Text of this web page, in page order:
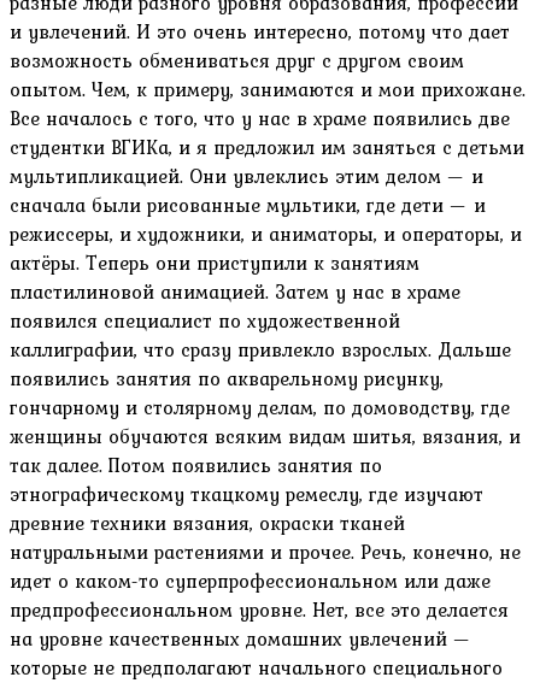
и увлечений. И это очень интересно, потому что дает
возможность обмениваться друг с другом своим
опытом. Чем, к примеру, занимаются и мои прихожане.
Все началось с того, что у нас в храме появились две
студентки ВГИКа, и я предложил им заняться с детьми
мультипликацией. Они увлеклись этим делом — и
сначала были рисованные мультики, где дети — и
режиссеры, и художники, и аниматоры, и операторы, и
актёры. Теперь они приступили к занятиям
пластилиновой анимацией. Затем у нас в храме
появился специалист по художественной
каллиграфии, что сразу привлекло взрослых. Дальше
появились занятия по акварельному рисунку,
гончарному и столярному делам, по домоводству, где
женщины обучаются всяким видам шитья, вязания, и
так далее. Потом появились занятия по
этнографическому ткацкому ремеслу, где изучают
древние техники вязания, окраски тканей
натуральными растениями и прочее. Речь, конечно, не
идет о каком-то суперпрофессиональном или даже
предпрофессиональном уровне. Нет, все это делается
на уровне качественных домашних увлечений —
которые не предполагают начального специального